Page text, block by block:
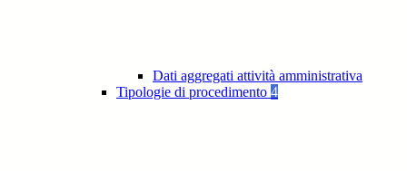
Dati aggregati attività amministrativa
Tipologie di procedimento 4